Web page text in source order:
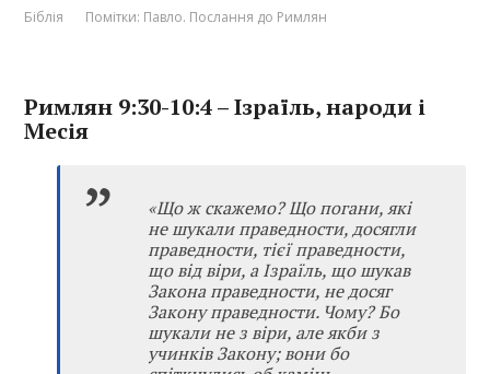
Біблія Помітки: Павло. Послання до Римлян
Римлян 9:30-10:4 – Ізраїль, народи і
Месія
«Що ж скажемо? Що погани, які
не шукали праведности, досягли
праведности, тієї праведности,
що від віри, а Ізраїль, що шукав
Закона праведности, не досяг
Закону праведности. Чому? Бо
шукали не з віри, але якби з
учинків Закону; вони бо